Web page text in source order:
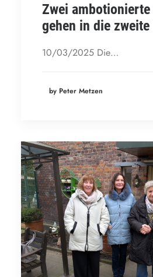
Zwei ambotionierte
gehen in die zweite
10/03/2025 Die…
by Peter Metzen